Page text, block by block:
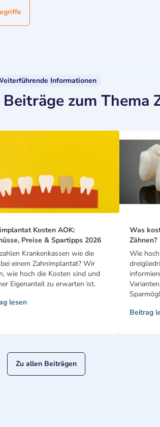
Informationen
zum Thema
Kosten AOK:
Preise & Spartipps 2026
Krankenkassen wie die
einem Zahnimplantat? Wir
wie hoch die Kosten sind und
Eigenanteil zu erwarten ist.
lesen
Was
Zähnen?
Wie
Beitrag
Zu allen Beiträgen